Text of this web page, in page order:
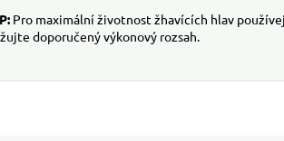
Pro maximální životnost žhavících hlav
doporučený výkonový rozsah.